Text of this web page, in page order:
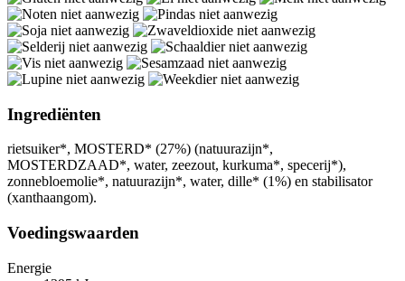
Ingrediënten
rietsuiker*, MOSTERD* (27%) (natuurazijn*,
MOSTERDZAAD*, water, zeezout, kurkuma*, specerij*),
zonnebloemolie*, natuurazijn*, water, dille* (1%) en stabilisator
(xanthaangom).
Voedingswaarden
Energie